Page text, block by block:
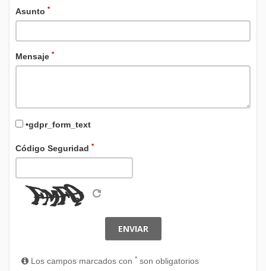
Asunto *
Mensaje *
•gdpr_form_text
Código Seguridad *
ENVIAR
Los campos marcados con * son obligatorios